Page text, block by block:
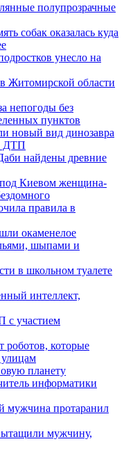
полупрозрачные
собак оказалась куда
унесло на
Житомирской области
непогоды без
пунктов
новый вид динозавра
ДТП
найдены древние
под Киевом женщина-
правила в
окаменелое
шыпами и
в школьном туалете
интеллект,
с участием
роботов, которые
улицам
планету
информатики
мужчина протаранил
мужчину,